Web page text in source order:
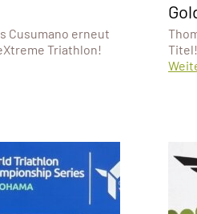
Cusumano erneut
Triathlon!
Titel!